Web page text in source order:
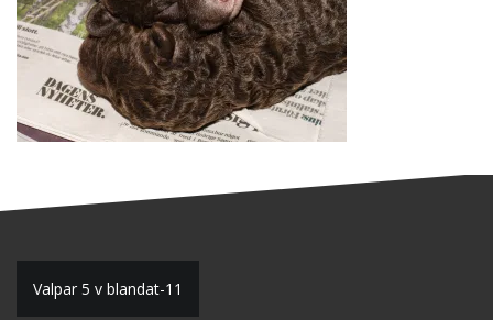
Inläggsnavigering
Valpar 5 v blandat-11